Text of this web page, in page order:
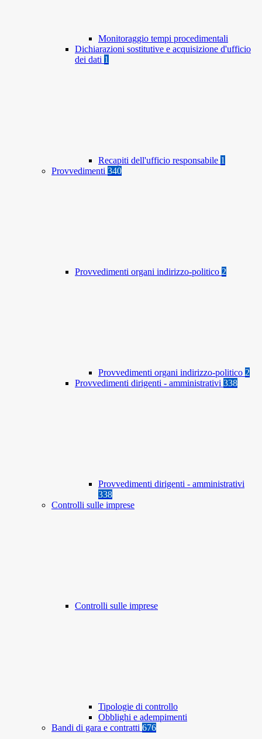
Monitoraggio tempi procedimentali
Dichiarazioni sostitutive e acquisizione d'ufficio
dei dati 1
Recapiti dell'ufficio responsabile 1
Provvedimenti 340
Provvedimenti organi indirizzo-politico 2
Provvedimenti organi indirizzo-politico 2
Provvedimenti dirigenti - amministrativi 338
Provvedimenti dirigenti - amministrativi
338
Controlli sulle imprese
Controlli sulle imprese
Tipologie di controllo
Obblighi e adempimenti
Bandi di gara e contratti 676